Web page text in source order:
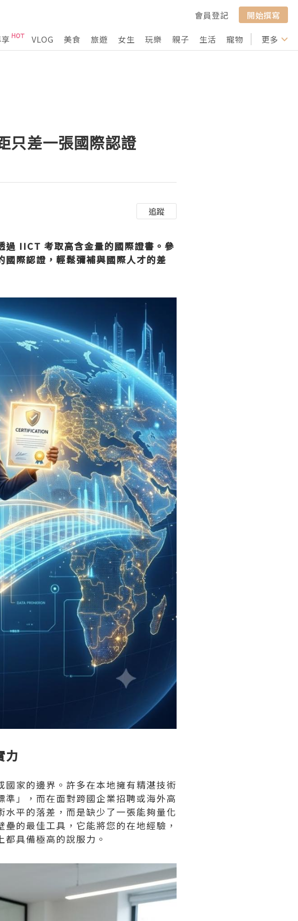
會員登記
開始撰寫
VLOG 美食 旅遊 女生 玩樂 親子 生活 寵物 行山 打卡
更多
只差一張國際認證
追蹤
過 IICT 考取高含金量的國際證書。參
際認證，輕鬆彌補與國際人才的差
力
家的邊界。許多在本地擁有精湛技術
」，而在面對跨國企業招聘或海外高
平的落差，而是缺少了一張能夠量化
的最佳工具，它能將您的在地經驗，
具備極高的說服力。